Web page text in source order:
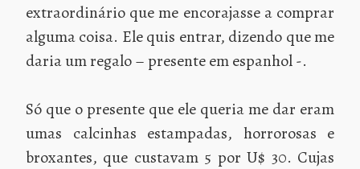
extraordinário que me encorajasse a comprar
alguma coisa. Ele quis entrar, dizendo que me
daria um regalo – presente em espanhol -.
Só que o presente que ele queria me dar eram
umas calcinhas estampadas, horrorosas e
broxantes, que custavam 5 por U$ 30. Cujas